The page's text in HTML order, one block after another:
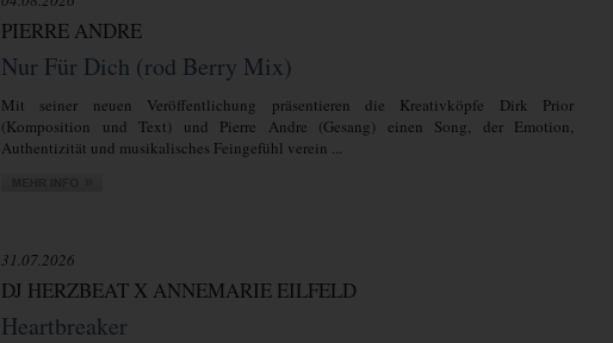
PIERRE ANDRE
Nur Für Dich (rod Berry Mix)
Mit seiner neuen Veröffentlichung präsentieren die Kreativköpfe Dirk Prior
(Komposition und Text) und Pierre Andre (Gesang) einen Song, der Emotion,
Authentizität und musikalisches Feingefühl verein ...
31.07.2026
DJ HERZBEAT X ANNEMARIE EILFELD
Heartbreaker